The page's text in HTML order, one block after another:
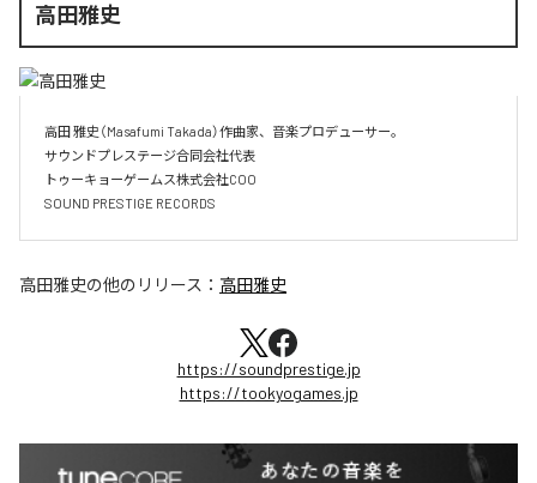
高田雅史
高田 雅史（Masafumi Takada）作曲家、音楽プロデューサー。
サウンドプレステージ合同会社代表
トゥーキョーゲームス株式会社COO
SOUND PRESTIGE RECORDS
高田雅史の他のリリース： 高田雅史
https://soundprestige.jp
https://tookyogames.jp